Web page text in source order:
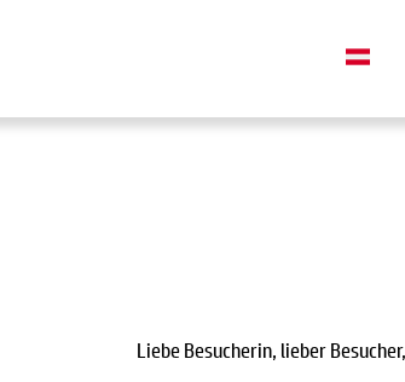
Liebe Besucherin, lieber Besucher,